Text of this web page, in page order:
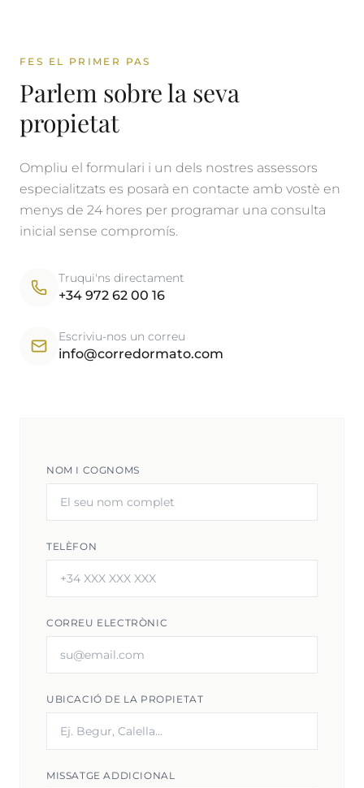
FES EL PRIMER PAS
Parlem sobre la seva
propietat
Ompliu el formulari i un dels nostres assessors
especialitzats es posarà en contacte amb vostè en
menys de 24 hores per programar una consulta
inicial sense compromís.
Truqui'ns directament
+34 972 62 00 16
Escriviu-nos un correu
info@corredormato.com
NOM I COGNOMS
TELÈFON
CORREU ELECTRÒNIC
UBICACIÓ DE LA PROPIETAT
MISSATGE ADDICIONAL